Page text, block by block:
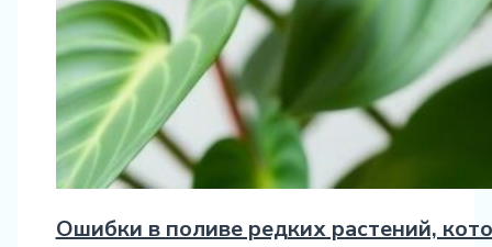
Ошибки в поливе редких растений,